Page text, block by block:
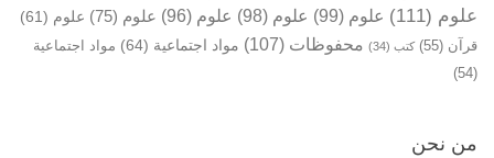
علوم (111) علوم (99) علوم (98) علوم (96) علوم (75) علوم (61)
قرآن (55) كتب (34) محفوظات (107) مواد اجتماعية (64)
مواد اجتماعية
(54)
من نحن